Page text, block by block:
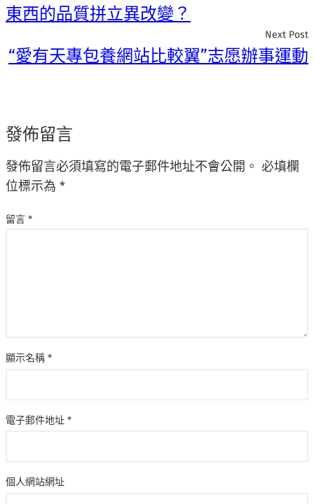
東西的品質拼立異改變？
Next Post
“愛有天專包養網站比較翼”志愿辦事運動
發佈留言
發佈留言必須填寫的電子郵件地址不會公開。 必填欄
位標示為 *
留言 *
顯示名稱 *
電子郵件地址 *
個人網站網址